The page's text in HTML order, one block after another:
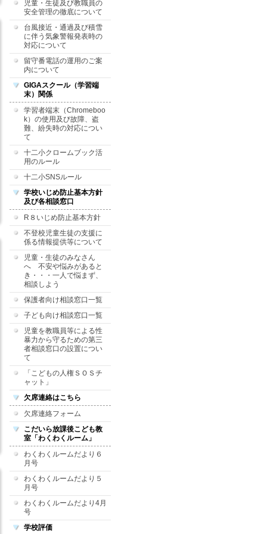
児童・生徒及び教職員の
安全管理の徹底について
台風接近・通過及び積雪
に伴う気象警報発表時の
対応について
留守番電話の運用のご案
内について
GIGAスクール（学習端
末）関係
学習者端末（Chromeboo
k）の使用及び故障、盗
難、紛失時の対応につい
て
十二小クロームブック活
用のルール
十二小SNSルール
学校いじめ防止基本方針
及び各相談窓口
R８いじめ防止基本方針
不登校児童生徒の支援に
係る情報提供等について
児童・生徒のみなさん
へ 不安や悩みがあると
き・・・一人で悩まず、
相談しよう
保護者向け相談窓口一覧
子ども向け相談窓口一覧
児童を教職員等による性
暴力から守るための第三
者相談窓口の設置につい
て
「こどもの人権ＳＯＳチ
ャット」
欠席連絡はこちら
欠席連絡フォーム
こだいら放課後こども教
室「わくわくルーム」
わくわくルームだより６
月号
わくわくルームだより５
月号
わくわくルームだより4月
号
学校評価